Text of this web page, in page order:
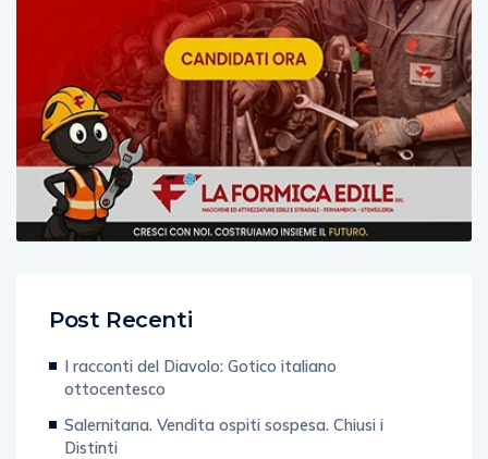
Post Recenti
I racconti del Diavolo: Gotico italiano
ottocentesco
Salernitana. Vendita ospiti sospesa. Chiusi i
Distinti